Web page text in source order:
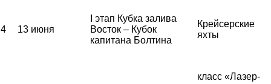
4 13 июня
I этап Кубка залива
Восток – Кубок
капитана Болтина
Крейсерские
яхты
класс «Лазер-